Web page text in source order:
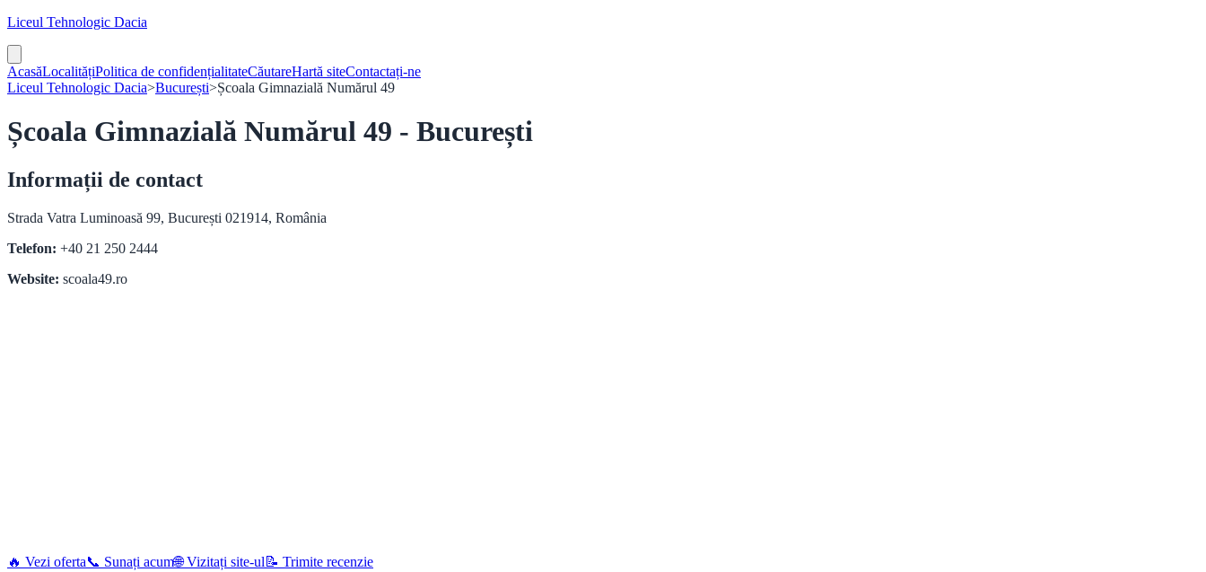
Liceul Tehnologic Dacia
AcasăLocalitățiPolitica de confidențialitateCăutareHartă siteContactați-ne
Liceul Tehnologic Dacia>București>Școala Gimnazială Numărul 49
Școala Gimnazială Numărul 49 - București
Informații de contact
Strada Vatra Luminoasă 99, București 021914, România
Telefon: +40 21 250 2444
Website: scoala49.ro
🔥 Vezi oferta📞 Sunați acum🌐 Vizitați site-ul 📝 Trimite recenzie